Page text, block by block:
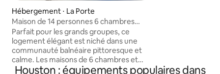
Hébergement ⋅ La Porte
Maison de 14 personnes 6 chambres
6 salles de bain avec parking pour
camping-car près de la plage
Parfait pour les grands groupes, ce
logement élégant est niché dans une
communauté balnéaire pittoresque et
calme. Les maisons de 6 chambres et
6 salles de bain peuvent accueillir
extérieure, un
Houston : équipements populaires dans